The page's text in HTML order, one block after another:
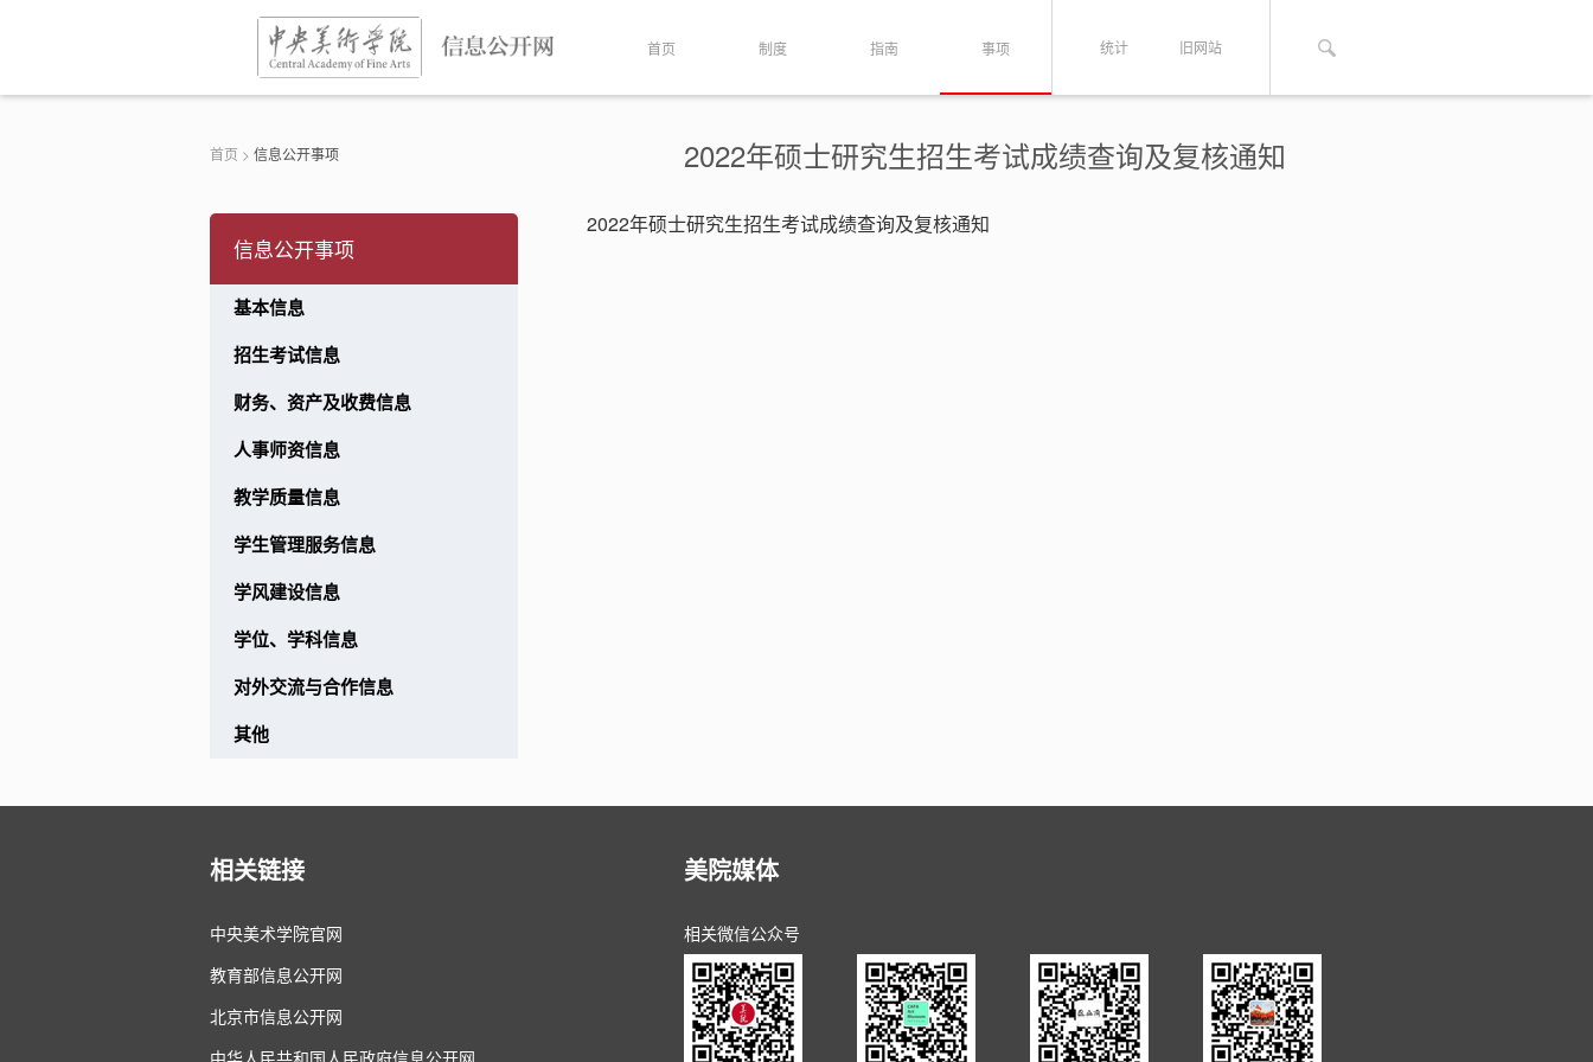
首页 制度 指南 事项 统计 旧网站
首页 > 信息公开事项
信息公开事项
基本信息
招生考试信息
财务、资产及收费信息
人事师资信息
教学质量信息
学生管理服务信息
学风建设信息
学位、学科信息
对外交流与合作信息
其他
2022年硕士研究生招生考试成绩查询及复核通知
2022年硕士研究生招生考试成绩查询及复核通知
相关链接
中央美术学院官网
教育部信息公开网
北京市信息公开网
中华人民共和国人民政府信息公开网
美院媒体
相关微信公众号